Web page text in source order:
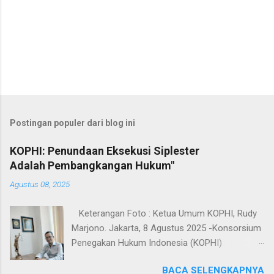
Postingan populer dari blog ini
KOPHI: Penundaan Eksekusi Siplester
Adalah Pembangkangan Hukum"
Agustus 08, 2025
Keterangan Foto : Ketua Umum KOPHI, Rudy
Marjono. Jakarta, 8 Agustus 2025 -Konsorsium
Penegakan Hukum Indonesia (KOPHI)
BACA SELENGKAPNYA